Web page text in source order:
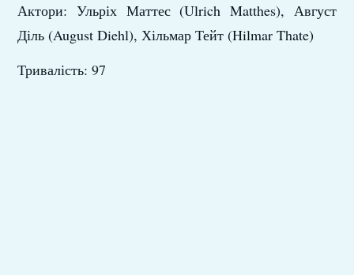
Актори: Ульріх Маттес (Ulrich Matthes), Август
Діль (August Diehl), Хільмар Тейт (Hilmar Thate)
Тривалість: 97